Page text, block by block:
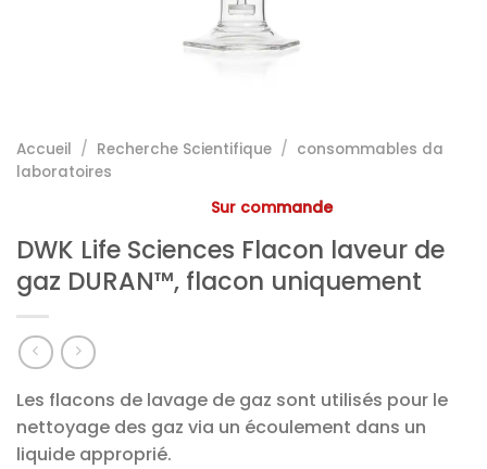
Accueil / Recherche Scientifique / consommables da
laboratoires
Sur commande
DWK Life Sciences Flacon laveur de
gaz DURAN™, flacon uniquement
Les flacons de lavage de gaz sont utilisés pour le
nettoyage des gaz via un écoulement dans un
liquide approprié.